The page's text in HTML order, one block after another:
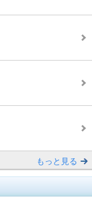
もっと見る